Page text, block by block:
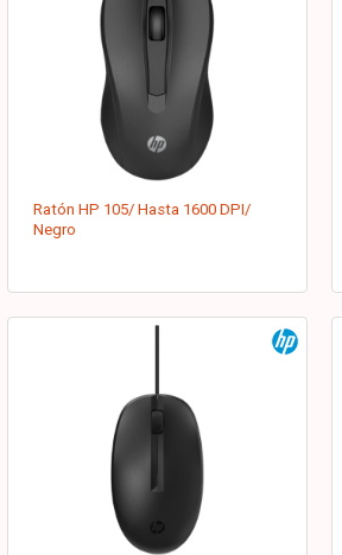
Ratón HP 105/ Hasta 1600 DPI/
Negro